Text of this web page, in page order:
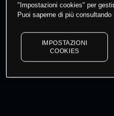
I prezzi sono solo indicativi.
dati di mercato
"Impostazioni cookies" per
Puoi saperne di più consultando
IMPOSTAZIONI
COOKIES